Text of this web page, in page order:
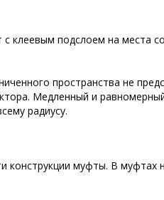
клеевым подслоем на места
пространства не
Медленный и
радиусу.
муфты. В муфтах